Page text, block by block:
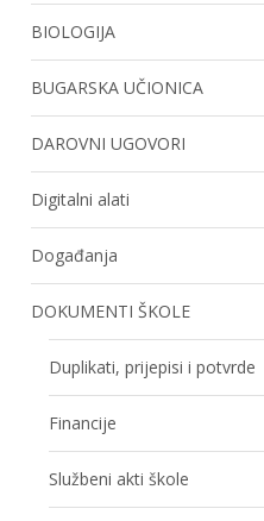
BIOLOGIJA
BUGARSKA UČIONICA
DAROVNI UGOVORI
Digitalni alati
Događanja
DOKUMENTI ŠKOLE
Duplikati, prijepisi i potvrde
Financije
Službeni akti škole